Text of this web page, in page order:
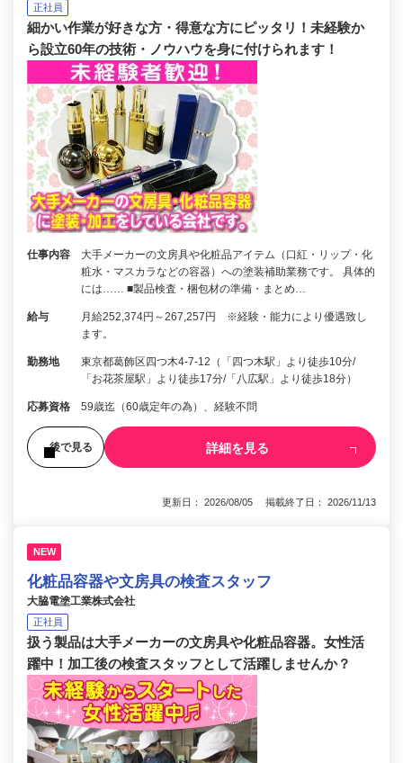
正社員
細かい作業が好きな方・得意な方にピッタリ！未経験か
ら設立60年の技術・ノウハウを身に付けられます！
仕事内容
大手メーカーの文房具や化粧品アイテム（口紅・リップ・化
粧水・マスカラなどの容器）への塗装補助業務です。 具体的
には…… ■製品検査・梱包材の準備・まとめ…
給与
月給252,374円～267,257円 ※経験・能力により優遇致し
ます。
勤務地
東京都葛飾区四つ木4-7-12（「四つ木駅」より徒歩10分/
「お花茶屋駅」より徒歩17分/「八広駅」より徒歩18分）
応募資格 59歳迄（60歳定年の為）、経験不問
後で見る 詳細を見る
更新日： 2026/08/05 掲載終了日： 2026/11/13
NEW
化粧品容器や文房具の検査スタッフ
大脇電塗工業株式会社
正社員
扱う製品は大手メーカーの文房具や化粧品容器。女性活
躍中！加工後の検査スタッフとして活躍しませんか？